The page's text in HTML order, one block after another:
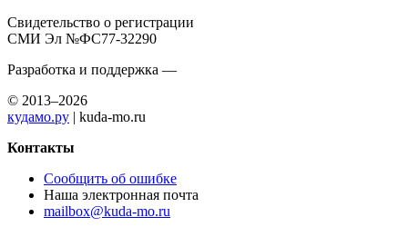
Свидетельство о регистрации
СМИ Эл №ФС77-32290
Разработка и поддержка —
© 2013–2026
кудамо.ру | kuda-mo.ru
Контакты
Сообщить об ошибке
Наша электронная почта
mailbox@kuda-mo.ru